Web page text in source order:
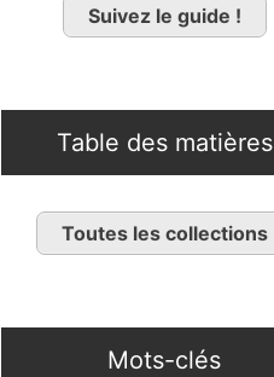
Suivez le guide !
Table des matières
Toutes les collections
Mots-clés